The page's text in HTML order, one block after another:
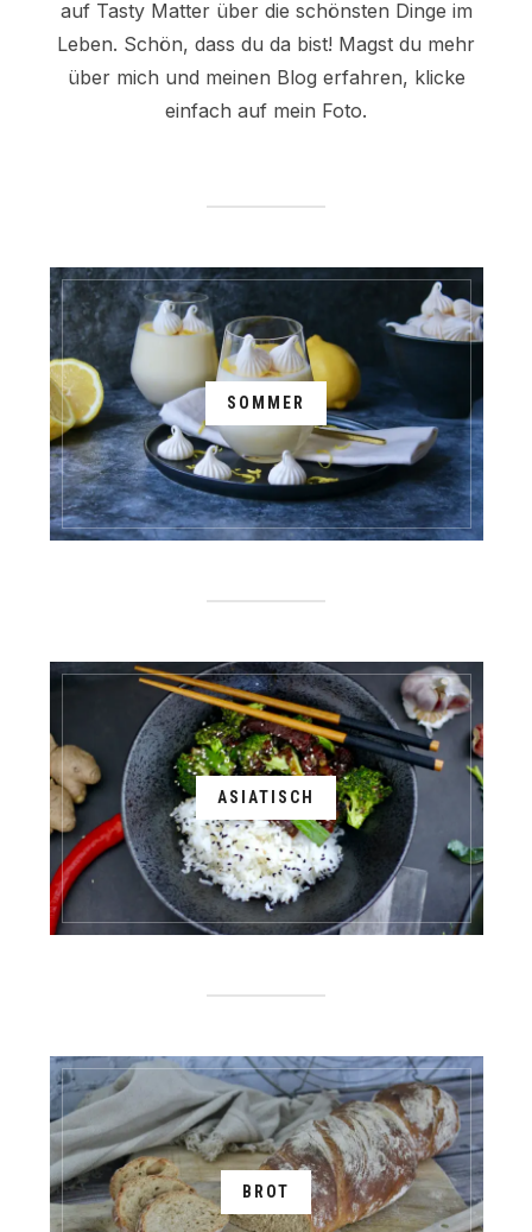
auf Tasty Matter über die schönsten Dinge im
Leben. Schön, dass du da bist! Magst du mehr
über mich und meinen Blog erfahren, klicke
einfach auf mein Foto.
SOMMER
ASIATISCH
BROT